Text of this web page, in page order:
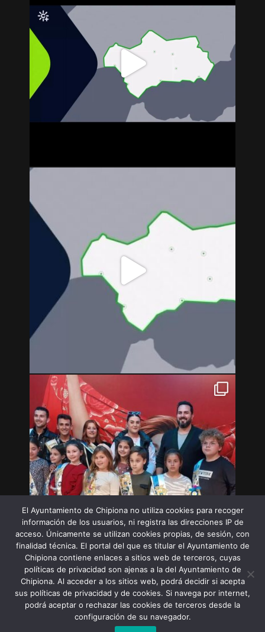
Síguenos en Instagram
El Ayuntamiento de Chipiona no utiliza cookies para recoger
información de los usuarios, ni registra las direcciones IP de
acceso. Únicamente se utilizan cookies propias, de sesión, con
finalidad técnica. El portal del que es titular el Ayuntamiento de
Chipiona contiene enlaces a sitios web de terceros, cuyas
políticas de privacidad son ajenas a la del Ayuntamiento de
Chipiona. Al acceder a los sitios web, podrá decidir si acepta
sus políticas de privacidad y de cookies. Si navega por internet,
podrá aceptar o rechazar las cookies de terceros desde la
configuración de su navegador.